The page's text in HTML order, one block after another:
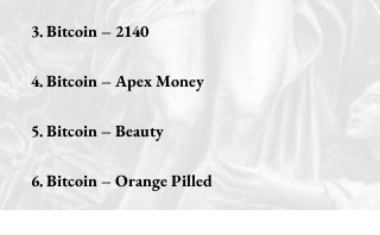
3. Bitcoin – 2140
4. Bitcoin – Apex Money
5. Bitcoin – Beauty
6. Bitcoin – Orange Pilled